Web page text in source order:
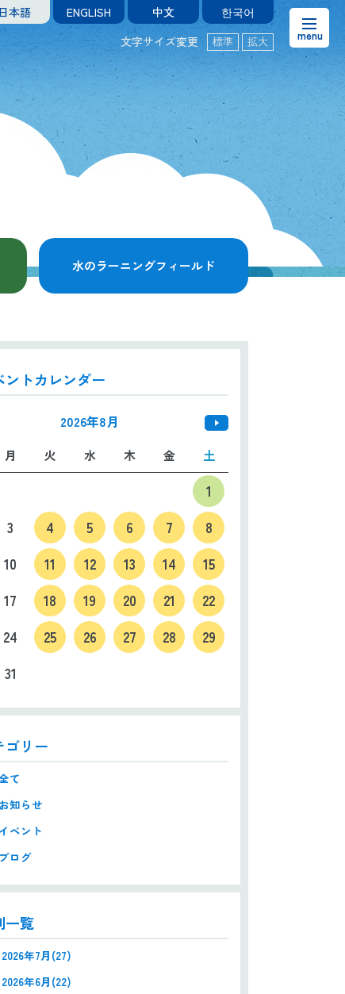
日本語 ENGLISH 中文
한국어
文字サイズ変更
標準 拡大
お知らせ
熊本市水の科学館とは
ご利用案内・アクセス＆マップ
水のラーニングフィールド
日本語
水のラーニングフィールド
ントカレンダー
2026年8月
月 火 水 木 金 土
1
3 4 5 6 7
8
10 11 12 13 14
15
17 18 19 20 21
22
24 25 26 27 28
29
31
ゴリー
て
お知らせ
イベント
ブログ
一覧
2026年7月(27)
2026年6月(22)